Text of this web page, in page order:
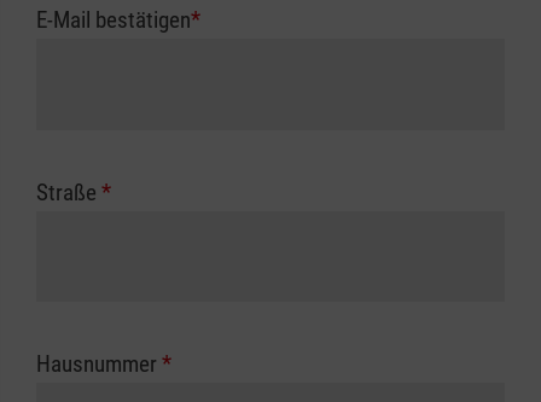
E-Mail bestätigen*
Straße *
Hausnummer *